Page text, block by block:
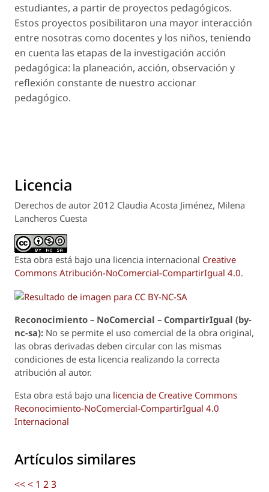
estudiantes, a partir de proyectos pedagógicos.
Estos proyectos posibilitaron una mayor interacción
entre nosotras como docentes y los niños, teniendo
en cuenta las etapas de la investigación acción
pedagógica: la planeación, acción, observación y
reflexión constante de nuestro accionar
pedagógico.
Licencia
Derechos de autor 2012 Claudia Acosta Jiménez, Milena
Lancheros Cuesta
Esta obra está bajo una licencia internacional Creative
Commons Atribución-NoComercial-CompartirIgual 4.0.
Reconocimiento – NoComercial – CompartirIgual (by-
nc-sa): No se permite el uso comercial de la obra original,
las obras derivadas deben circular con las mismas
condiciones de esta licencia realizando la correcta
atribución al autor.
Esta obra está bajo una licencia de Creative Commons
Reconocimiento-NoComercial-CompartirIgual 4.0
Internacional
Artículos similares
<<< 1 23